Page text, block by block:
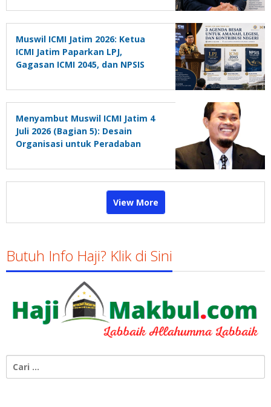
Muswil ICMI Jatim 2026: Ketua
ICMI Jatim Paparkan LPJ,
Gagasan ICMI 2045, dan NPSIS
Menyambut Muswil ICMI Jatim 4
Juli 2026 (Bagian 5): Desain
Organisasi untuk Peradaban
View More
Butuh Info Haji? Klik di Sini
untuk: